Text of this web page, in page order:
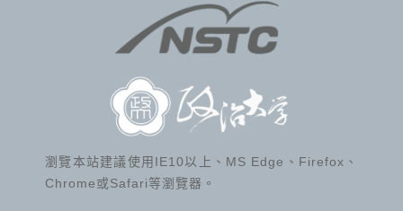
瀏覽本站建議使用IE10以上、MS Edge、Firefox、
Chrome或Safari等瀏覽器。